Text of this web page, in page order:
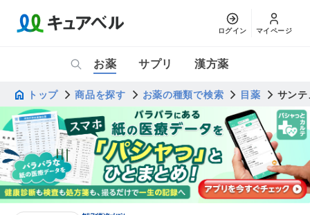
ログイン マイページ
お薬 サプリ 漢方薬
トップ 商品を探す お薬の種類で検索 目薬 サン